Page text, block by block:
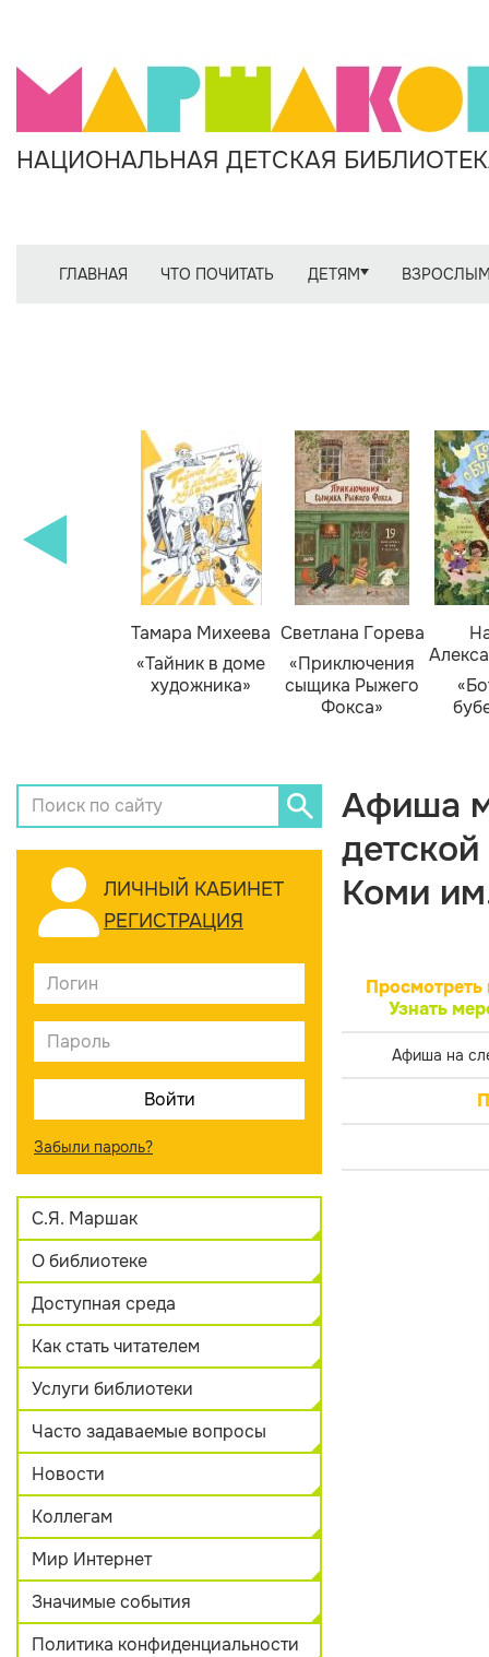
НАЦИОНАЛЬНАЯ ДЕТСКАЯ
ГЛАВНАЯ ЧТО ПОЧИТАТЬ ДЕТЯМ
Тамара Михеева
«Тайник в доме
художника»
Светлана Горева
«Приключения
сыщика Рыжего
Фокса»
ЛИЧНЫЙ КАБИНЕТ
РЕГИСТРАЦИЯ
Забыли пароль?
С.Я. Маршак
О библиотеке
Доступная среда
Как стать читателем
Услуги библиотеки
Часто задаваемые вопросы
Новости
Коллегам
Мир Интернет
Значимые события
Политика конфиденциальности
Афиша
Коми
Просмотреть
Узнать
Афиша на